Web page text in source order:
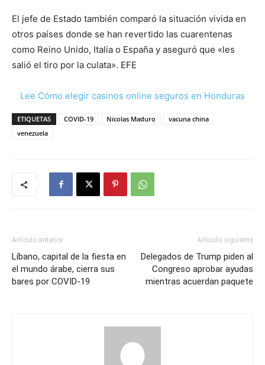
El jefe de Estado también comparó la situación vivida en
otros países donde se han revertido las cuarentenas
como Reino Unido, Italia o España y aseguró que «les
salió el tiro por la culata». EFE
Lee Cómo elegir casinos online seguros en Honduras
ETIQUETAS COVID-19 Nicolas Maduro
vacuna china
venezuela
Artículo anterior
Líbano, capital de la fiesta en
el mundo árabe, cierra sus
bares por COVID-19
Artículo siguiente
Delegados de Trump piden al
Congreso aprobar ayudas
mientras acuerdan paquete